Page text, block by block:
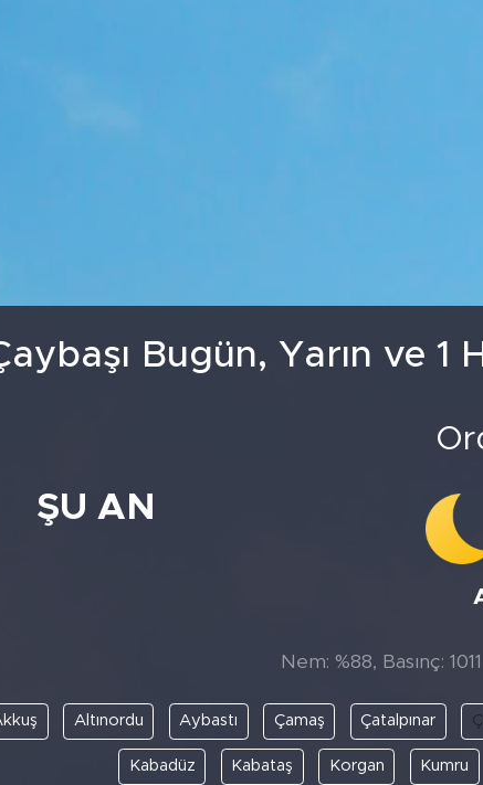
Bugün, Yarın ve
ŞU AN
Nem: %88, Basınç:
Altınordu Aybastı Çamaş Çatalpınar
Kabadüz Kabataş Korgan Kumru